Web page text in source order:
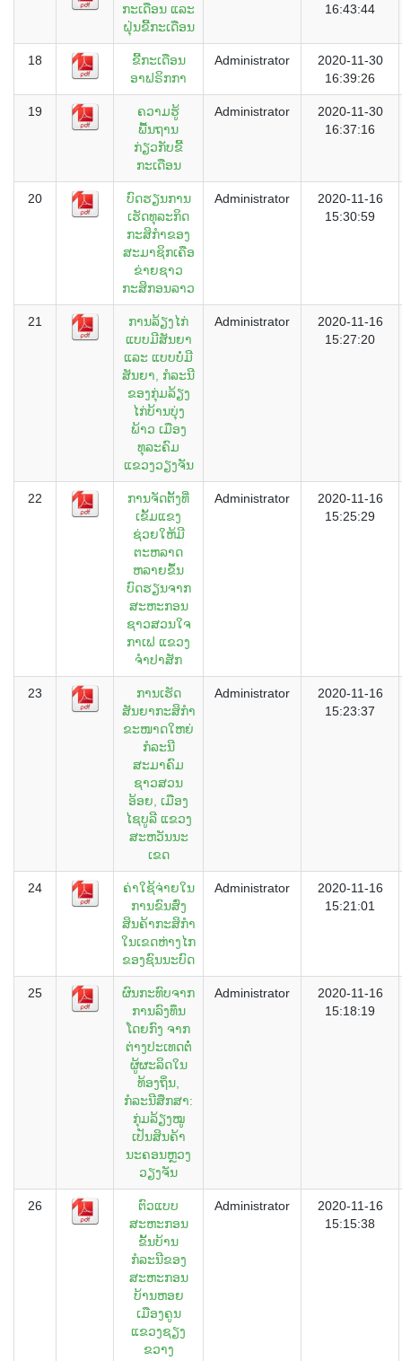
ກະເດືອນ ແລະ
ຝຸ່ນຂີ້ກະເດືອນ
16:43:44
18
ຂີ້ກະເດືອນ
ອາຟຣິກກາ
Administrator
2020-11-30
16:39:26
19
ຄວາມຮູ້
ພື້ນຖານ
ກ່ຽວກັບຂີ້
ກະເດືອນ
Administrator
2020-11-30
16:37:16
20
ບົດຮຽນການ
ເຮັດທຸລະກິດ
ກະສິກຳຂອງ
ສະມາຊິກເຄືອ
ຂ່າຍຊາວ
ກະສິກອນລາວ
Administrator
2020-11-16
15:30:59
21
ການລ້ຽງໄກ່
ແບບມີສັນຍາ
ແລະ ແບບບໍ່ມີ
ສັນຍາ, ກໍລະນີ
ຂອງກຸ່ມລ້ຽງ
ໄກ່ບ້ານບຸ່ງ
ພ້າວ ເມືອງ
ທຸລະຄົມ
ແຂວງວຽງຈັນ
Administrator
2020-11-16
15:27:20
22
ການຈັດຕັ້ງທີ່
ເຂັ້ມແຂງ
ຊ່ວຍໃຫ້ມີ
ຕະຫລາດ
ຫລາຍຂຶ້ນ
ບົດຮຽນຈາກ
ສະຫະກອນ
ຊາວສວນໃຈ
ກາເຟ ແຂວງ
ຈຳປາສັກ
Administrator
2020-11-16
15:25:29
23
ການເຮັດ
ສັນຍາກະສິກຳ
ຂະໜາດໃຫຍ່
ກໍລະນີ
ສະມາຄົມ
ຊາວສວນ
ອ້ອຍ, ເມືອງ
ໄຊບູລີ ແຂວງ
ສະຫວັນນະ
ເຂດ
Administrator
2020-11-16
15:23:37
24
ຄ່າໃຊ້ຈ່າຍໃນ
ການຂົນສົ່ງ
ສິນຄ້າກະສິກຳ
ໃນເຂດຫ່າງໄກ
ຂອງຊົນນະບົດ
Administrator
2020-11-16
15:21:01
25
ຜົນກະທົບຈາກ
ການລົງທຶນ
ໂດຍກົງ ຈາກ
ຕ່າງປະເທດຕໍ່
ຜູ້ຜະລິດໃນ
ທ້ອງຖິ່ນ,
ກໍລະນີສຶກສາ:
ກຸ່ມລ້ຽງໝູ
ເປັນສິນຄ້າ
ນະຄອນຫຼວງ
ວຽງຈັນ
Administrator
2020-11-16
15:18:19
26
ຕົວແບບ
ສະຫະກອນ
ຂັ້ນບ້ານ
ກໍລະນີຂອງ
ສະຫະກອນ
ບ້ານຫອຍ
ເມືອງຄູນ
ແຂວງຊຽງ
ຂວາງ
Administrator
2020-11-16
15:15:38